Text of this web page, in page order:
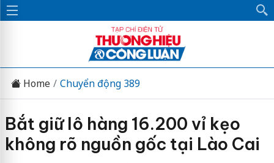
Home Chuyển động 389
Bắt giữ lô hàng 16.200 vỉ kẹo
không rõ nguồn gốc tại Lào Cai